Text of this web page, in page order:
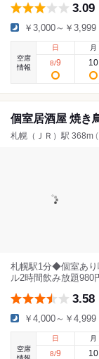
3.09
￥3,000～￥3,999
空席
情報
日
8/9
月
10
個室居酒屋 焼き
札幌（ＪＲ）駅 368m
札幌駅1分◆個室あ
ル2時間飲み放題980
3.58
￥4,000～￥4,999
空席
日
8/9
月
10